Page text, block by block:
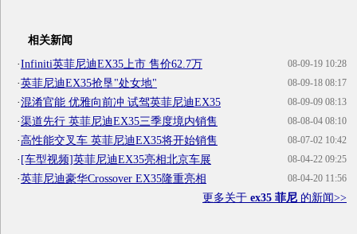
相关新闻
08-09-19 10:28
·Infiniti英菲尼迪EX35上市 售价62.7万
08-09-18 08:17
·英菲尼迪EX35抢垦"处女地"
08-09-09 08:13
·混淆官能 优雅向前冲 试驾英菲尼迪EX35
08-08-04 08:10
·渠道先行 英菲尼迪EX35三季度境内销售
08-07-02 10:42
·高性能交叉车 英菲尼迪EX35将开始销售
08-04-22 09:25
·[车型视频]英菲尼迪EX35亮相北京车展
08-04-20 11:56
·英菲尼迪豪华Crossover EX35隆重亮相
更多关于 ex35 菲尼 的新闻>>